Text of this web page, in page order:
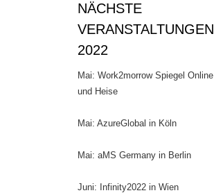
NÄCHSTE
VERANSTALTUNGEN
2022
Mai: Work2morrow Spiegel Online
und Heise
Mai: AzureGlobal in Köln
Mai: aMS Germany in Berlin
Juni: Infinity2022 in Wien